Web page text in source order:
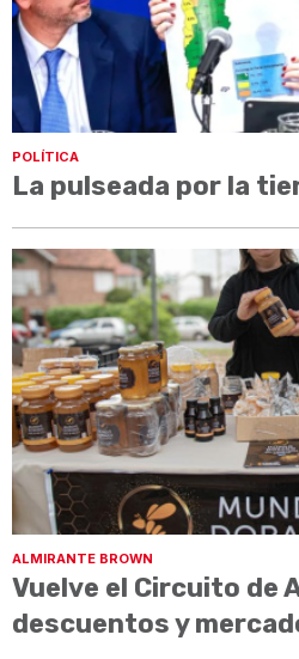
POLÍTICA
La pulseada por la
ALMIRANTE BROWN
Vuelve el Circuito de
descuentos y